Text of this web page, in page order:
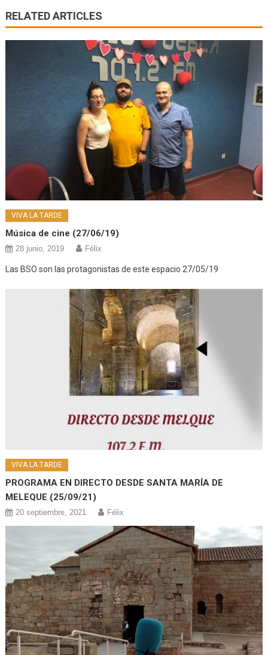
RELATED ARTICLES
VIVA LA TARDE
Música de cine (27/06/19)
28 junio, 2019 Félix
Las BSO son las protagonistas de este espacio 27/05/19
VIVA LA TARDE
PROGRAMA EN DIRECTO DESDE SANTA MARÍA DE
MELEQUE (25/09/21)
20 septiembre, 2021 Félix